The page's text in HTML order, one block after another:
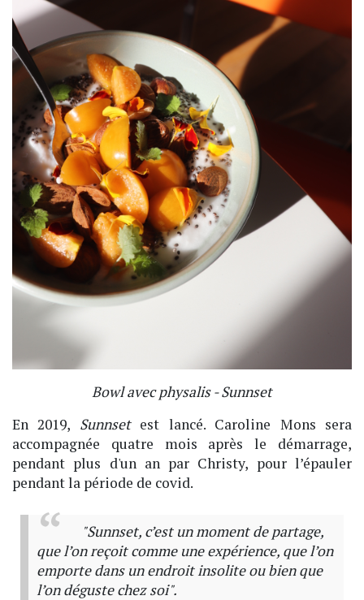
Bowl avec physalis - Sunnset
En 2019, Sunnsetest lancé. Caroline Mons sera
accompagnée quatre mois après le démarrage,
pendant plus d'un an par Christy, pour l’épauler
pendant la période de covid.
"Sunnset, c’est un moment de partage,
que l’on reçoit comme une expérience, que l’on
emporte dans un endroit insolite ou bien que
l’on déguste chez soi".